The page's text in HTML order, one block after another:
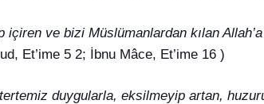
içiren ve bizi Müslümanlardan kılan
Et’ime 5 2; İbnu Mâce, Et’ime 16 )
duygularla, eksilmeyip artan,